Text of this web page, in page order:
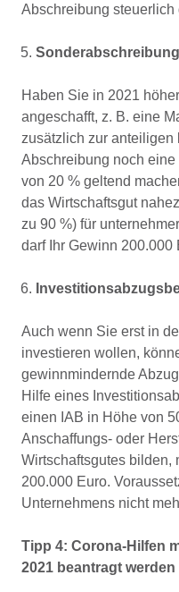
Abschreibung steuerlich
Sonderabschreibung
Haben Sie in 2021
angeschafft, z. B. eine
zusätzlich zur
Abschreibung noch
von 20 % geltend
das Wirtschaftsgut
zu 90 %) für
darf Ihr Gewinn 200.000
Auch wenn Sie erst in
investieren wollen,
gewinnmindernde
Hilfe eines
einen IAB in Höhe von
Anschaffungs- oder
Wirtschaftsgutes bilden,
200.000 Euro.
Unternehmens nicht
Tipp 4: Corona-Hilfen
2021 beantragt werden